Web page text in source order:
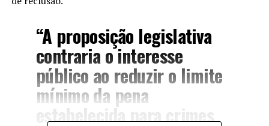
“A proposição legislativa
contraria o interesse
público ao reduzir o limite
mínimo da pena
estabelecida para crimes